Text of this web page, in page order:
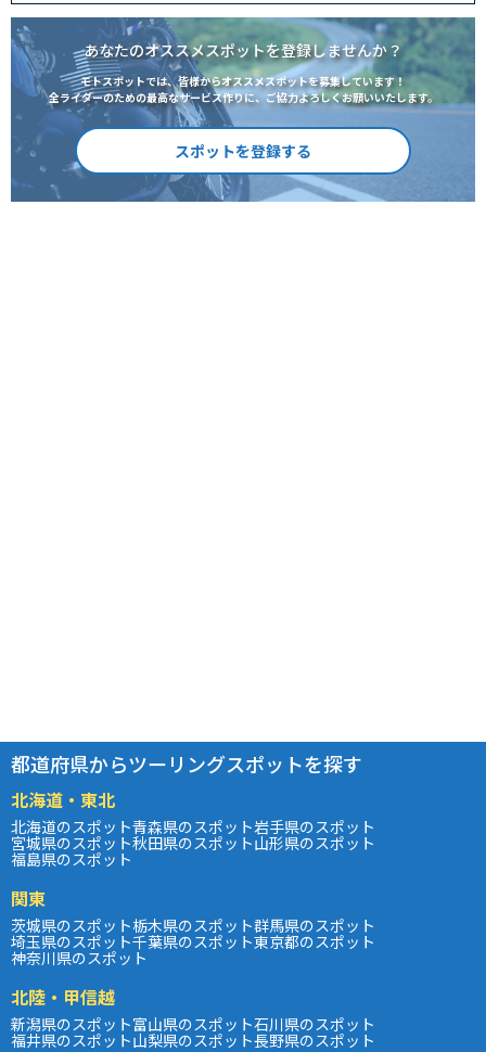
あなたのオススメスポットを登録しませんか？
モトスポットでは、皆様からオススメスポットを募集しています！
全ライダーのための最高なサービス作りに、ご協力よろしくお願いいたします。
スポットを登録する
都道府県からツーリングスポットを探す
北海道・東北
北海道のスポット青森県のスポット岩手県のスポット
宮城県のスポット秋田県のスポット山形県のスポット
福島県のスポット
関東
茨城県のスポット栃木県のスポット群馬県のスポット
埼玉県のスポット千葉県のスポット東京都のスポット
神奈川県のスポット
北陸・甲信越
新潟県のスポット富山県のスポット石川県のスポット
福井県のスポット山梨県のスポット長野県のスポット